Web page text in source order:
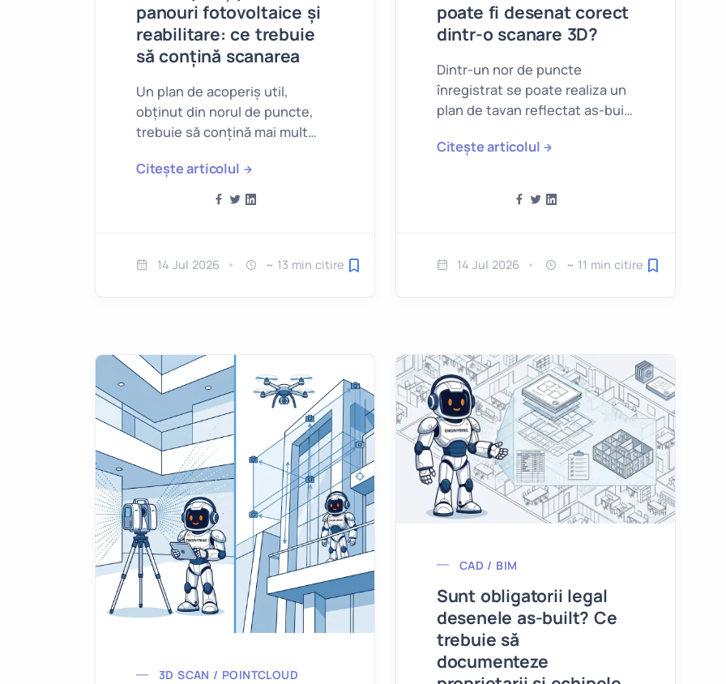
panouri fotovoltaice și
reabilitare: ce trebuie
să conțină scanarea
Un plan de acoperiș util,
obținut din norul de puncte,
trebuie să conțină mai mult
Citește articolul
14 Jul 2026 ~ 13 min citire Salvează pentru mai târziu
poate fi desenat corect
dintr-o scanare 3D?
Dintr-un nor de puncte
înregistrat se poate realiza un
plan de tavan reflectat as-built
geometria pe care scanarea a
Citește articolul
14 Jul 2026 ~ 11 min citire Salvează
3D SCAN / POINTCLOUD
CAD / BIM
Sunt obligatorii legal
desenele as-built? Ce
trebuie să
documenteze